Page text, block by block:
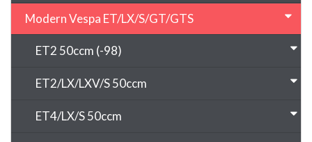
Modern Vespa ET/LX/S/GT/GTS
ET2 50ccm (-98)
ET2/LX/LXV/S 50ccm
ET4/LX/S 50ccm